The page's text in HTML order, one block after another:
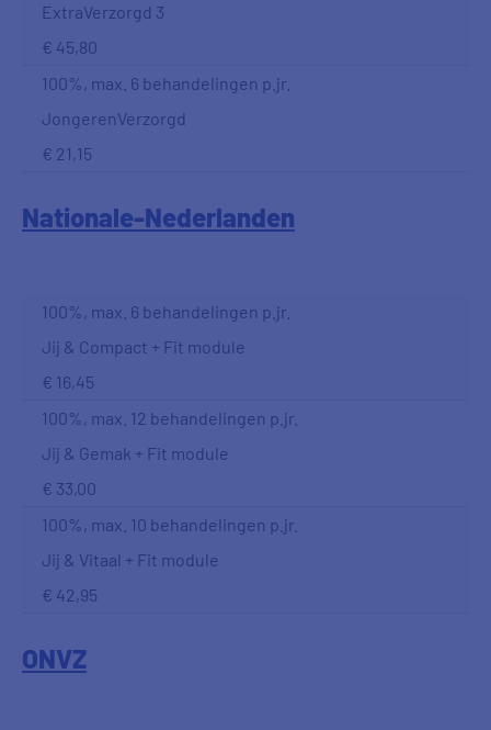
ExtraVerzorgd 3
€ 45,80
100%, max. 6 behandelingen p.jr.
JongerenVerzorgd
€ 21,15
Nationale-Nederlanden
100%, max. 6 behandelingen p.jr.
Jij & Compact + Fit module
€ 16,45
100%, max. 12 behandelingen p.jr.
Jij & Gemak + Fit module
€ 33,00
100%, max. 10 behandelingen p.jr.
Jij & Vitaal + Fit module
€ 42,95
ONVZ